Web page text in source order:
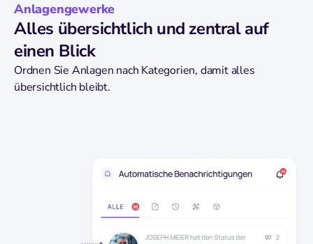
Anlagengewerke
Alles übersichtlich und zentral auf
einen Blick
Ordnen Sie Anlagen nach Kategorien, damit alles
übersichtlich bleibt.